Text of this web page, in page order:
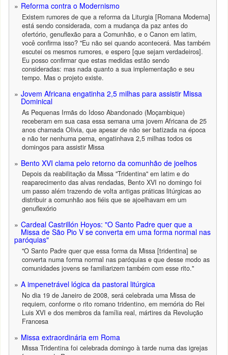
Reforma contra o Modernismo
Existem rumores de que a reforma da Liturgia [Romana Moderna]
está sendo considerada, com a mudança da paz antes do
ofertório, genuflexão para a Comunhão, e o Canon em latim,
você confirma isso? "Eu não sei quando acontecerá. Mas também
escutei os mesmos rumores, e espero [que sejam verdadeiros].
Eu posso confirmar que estas medidas estão sendo
consideradas: mas nada quanto a sua implementação e seu
tempo. Mas o projeto existe.
Jovem Africana engatinha 2,5 milhas para assistir Missa
Dominical
As Pequenas Irmãs do Idoso Abandonado (Moçambique)
receberam em sua casa essa semana uma jovem Africana de 25
anos chamada Olivia, que apesar de não ser batizada na época
e não ter nenhuma perna, engatinhava 2,5 milhas todos os
domingos para assistir Missa
Bento XVI clama pelo retorno da comunhão de joelhos
Depois da reabilitação da Missa "Tridentina" em latim e do
reaparecimento das alvas rendadas, Bento XVI no domingo foi
um passo além trazendo de volta antigas práticas litúrgicas ao
distribuir a comunhão aos fiéis que se ajoelhavam em um
genuflexório
Cardeal Castrillón Hoyos: "O Santo Padre quer que a
Missa de São Pio V se converta em uma forma normal nas
paróquias"
"O Santo Padre quer que essa forma da Missa [tridentina] se
converta numa forma normal nas paróquias e que desse modo as
comunidades jovens se familiarizem também com esse rito."
A impenetrável lógica da pastoral litúrgica
No dia 19 de Janeiro de 2008, será celebrada uma Missa de
requiem, conforme o rito romano tridentino, em memória do Rei
Luis XVI e dos membros da família real, mártires da Revolução
Francesa
Missa extraordinária em Roma
Missa Tridentina foi celebrada domingo à tarde numa das igrejas